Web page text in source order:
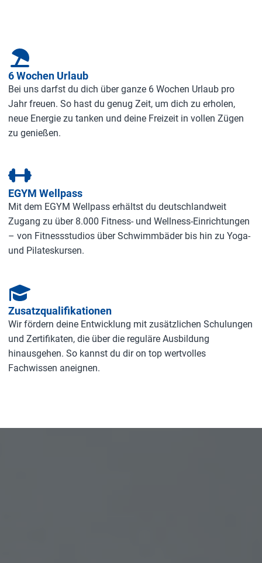
6 Wochen Urlaub
Bei uns darfst du dich über ganze 6 Wochen Urlaub pro
Jahr freuen. So hast du genug Zeit, um dich zu erholen,
neue Energie zu tanken und deine Freizeit in vollen Zügen
zu genießen.
EGYM Wellpass
Mit dem EGYM Wellpass erhältst du deutschlandweit
Zugang zu über 8.000 Fitness- und Wellness-Einrichtungen
– von Fitnessstudios über Schwimmbäder bis hin zu Yoga-
und Pilateskursen.
Zusatzqualifikationen
Wir fördern deine Entwicklung mit zusätzlichen Schulungen
und Zertifikaten, die über die reguläre Ausbildung
hinausgehen. So kannst du dir on top wertvolles
Fachwissen aneignen.